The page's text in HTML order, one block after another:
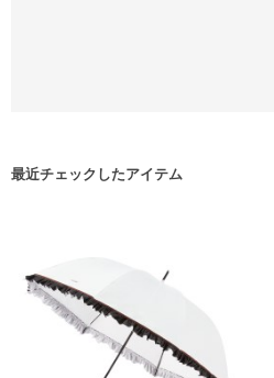
最近チェックしたアイテム